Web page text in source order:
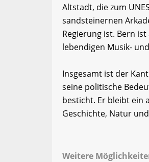
Altstadt, die zum
sandsteinernen
Regierung ist. Bern
lebendigen Musik-
Insgesamt ist der
seine politische
besticht. Er bleibt ein
Geschichte, Natur
Weitere